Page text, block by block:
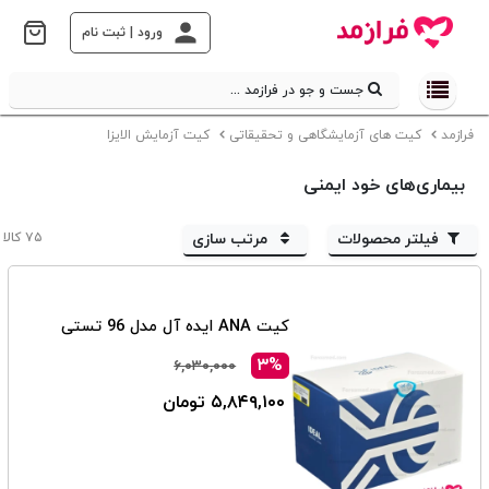
ورود | ثبت نام
جست و جو در فرازمد ...
فرازمد کیت های آزمایشگاهی و تحقیقاتی کیت آزمایش الایزا
بیماری‌های خود ایمنی
فیلتر محصولات مرتب سازی ۷۵ کالا
کیت ANA ایده آل مدل 96 تستی
۳% ۶,۰۳۰,۰۰۰
۵,۸۴۹,۱۰۰ تومان